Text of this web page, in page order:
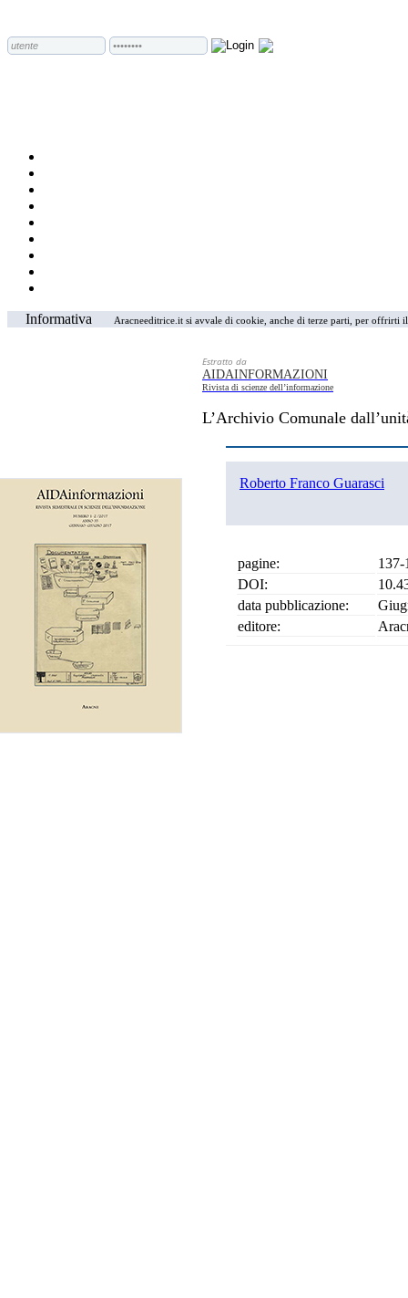
Informativa Aracneeditrice.it si avvale di cookie, anche di terze parti, per
Estratto da
AIDAINFORMAZIONI
Rivista di scienze dell’informazione
L’Archivio Comunale
Roberto Franco Guarasci
pagine:
137-
DOI:
data pubblicazione:
editore: